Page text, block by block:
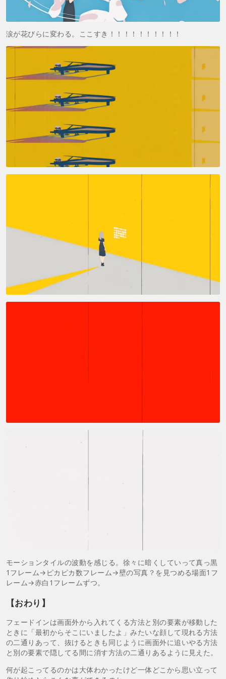
涙が花びらに変わる。ここすき！！！！！！！！！！
モーションタイルの波動を感じる。徐々に暗くしていって真っ黒
1フレーム→ピカピカ数フレーム→壁の写真？を見つめる場面1フ
レーム→赤白1フレームずつ。
【おわり】
フェードインは画面外から入れてくる方法と別の要素が移動した
ときに「最初からそこにいましたよ」みたいな顔して現れる方法
の二通りあって、抜けるときも同じように画面外に追いやる方法
と別の要素で隠してる間に消す方法の二通りあるように見えた。
何が起こってるのかは大体わかったけど一体どこから思い立って